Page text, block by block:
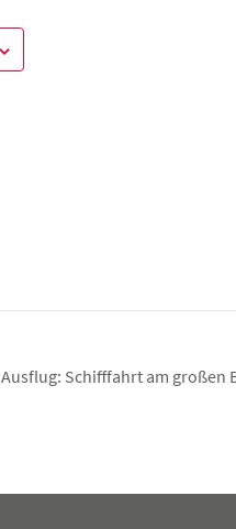
Ausflug: Schifffahrt am großen